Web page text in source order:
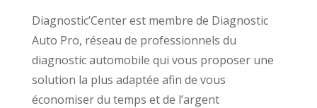
Diagnostic’Center est membre de Diagnostic
Auto Pro, réseau de professionnels du
diagnostic automobile qui vous proposer une
solution la plus adaptée afin de vous
économiser du temps et de l’argent